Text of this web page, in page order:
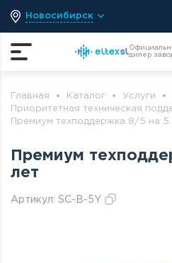
Новосибирск
дилер
Главная Каталог
Услуги
Приоритетная техническая
Премиум техподдержка 8/5 на 5
Премиум
лет
Артикул: SC-B-5Y